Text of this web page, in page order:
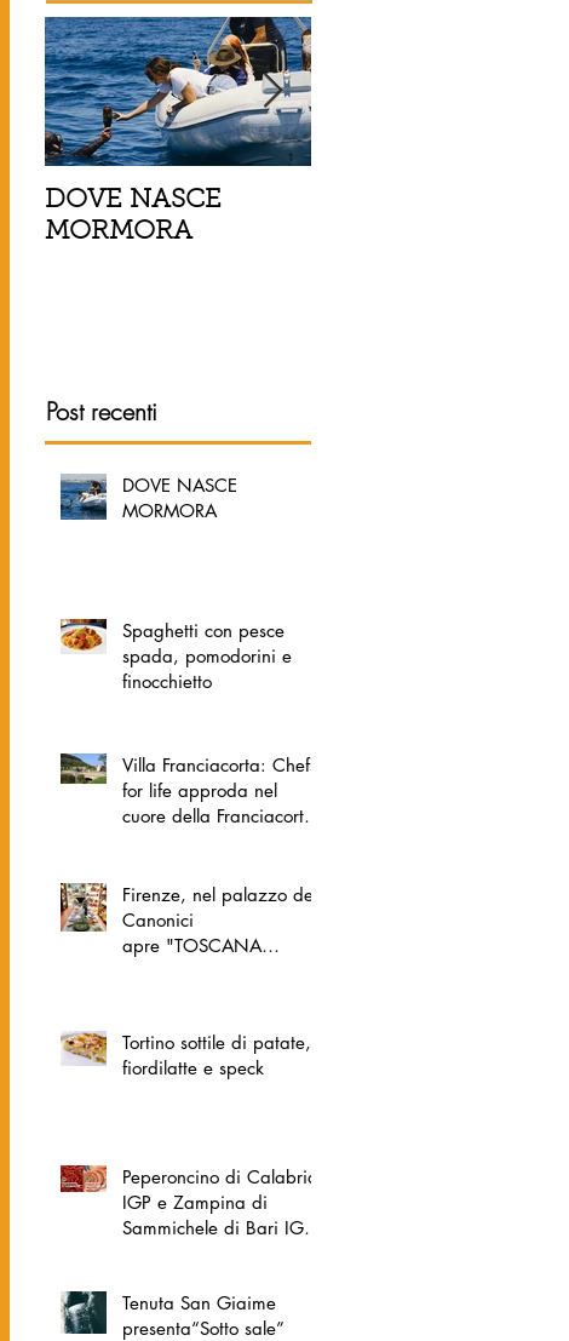
DOVE NASCE
MORMORA
Post recenti
DOVE NASCE
MORMORA
Spaghetti con pesce
spada, pomodorini e
finocchietto
Villa Franciacorta: Chefs
for life approda nel
cuore della Franciacorta,
Firenze, nel palazzo dei
Canonici
apre "TOSCANA
Tortino sottile di patate,
fiordilatte e speck
Peperoncino di Calabria
IGP e Zampina di
Sammichele di Bari IGP
Tenuta San Giaime
presenta“Sotto sale”